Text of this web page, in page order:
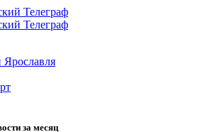
Ярославля
за месяц